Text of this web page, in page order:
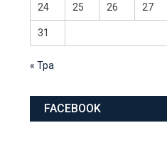
24 25 26 27
31
« Тра
FACEBOOK